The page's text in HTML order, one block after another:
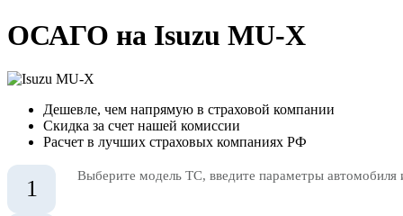
ОСАГО на Isuzu MU-X
Дешевле, чем напрямую в страховой компании
Скидка за счет нашей комиссии
Расчет в лучших страховых компаниях РФ
1 Выберите модель ТС, введите параметры автомобиля